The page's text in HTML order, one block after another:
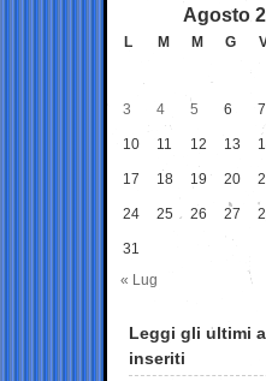
Agosto
L M M G
3 4 5 6 7
10 11 12 13
17 18 19 20
24 25 26 27
31
« Lug
Leggi gli ultimi
inseriti